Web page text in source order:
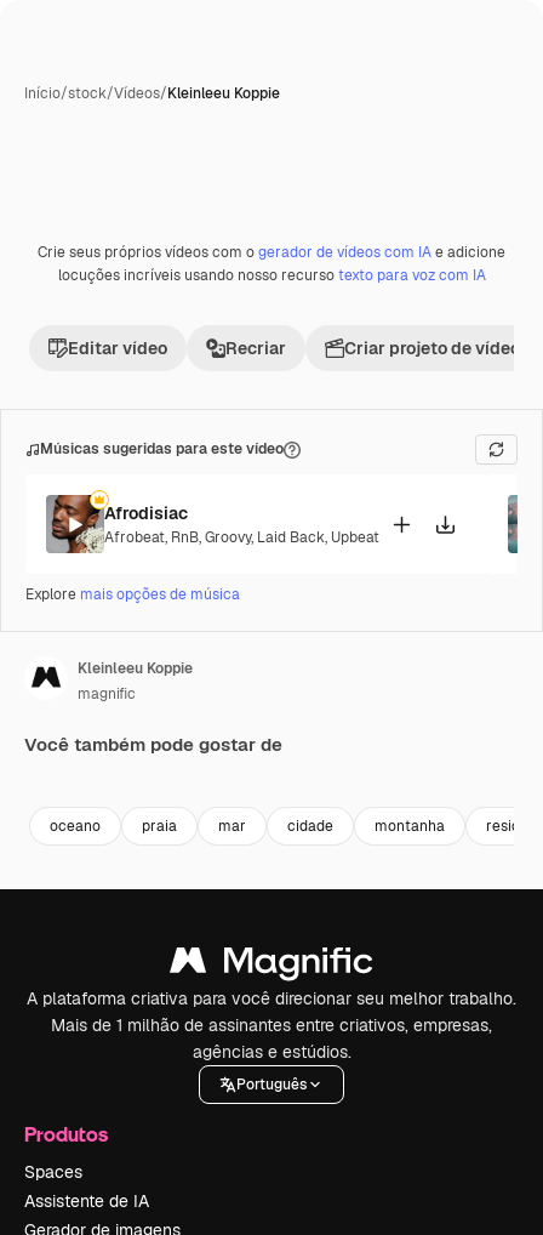
Início/stock/Vídeos/Kleinleeu Koppie
Crie seus próprios vídeos com ogerador de vídeos com IAe adicione
locuções incríveis usando nosso recursotexto para voz com IA
Editar vídeo Recriar Criar projeto de vídeo
Músicas sugeridas para este vídeo
Afrodisiac
Afrobeat, RnB,Groovy, Laid Back, Upbeat
Explore mais opções de música
Kleinleeu Koppie
magnific
Você também pode gostar de
oceano praia mar cidade montanha
A plataforma criativa para você direcionar seu melhor trabalho.
Mais de 1 milhão de assinantes entre criativos, empresas,
agências e estúdios.
Português
Produtos
Spaces
Assistente de IA
Gerador de imagens